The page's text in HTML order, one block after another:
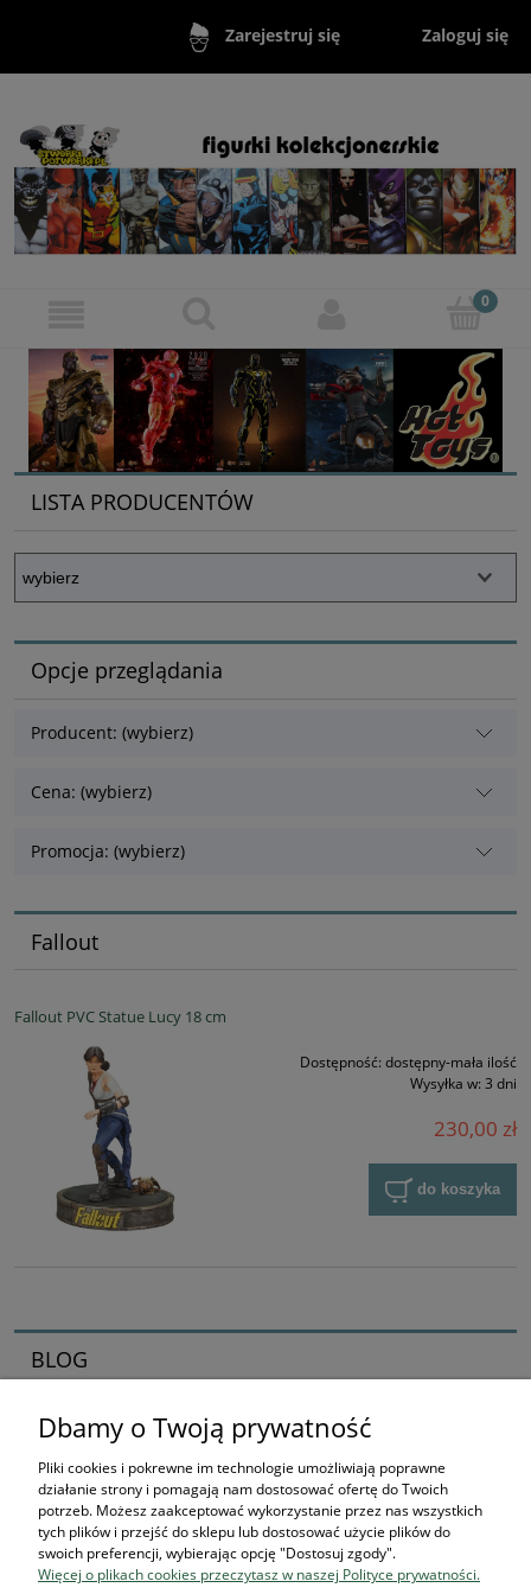
Zarejestruj się Zaloguj się
LISTA PRODUCENTÓW
Opcje przeglądania
Producent: (wybierz)
Cena: (wybierz)
Promocja: (wybierz)
Fallout
Fallout PVC Statue Lucy 18 cm
Dostępność: dostępny-mała ilość
Wysyłka w: 3 dni
230,00 zł
do koszyka
BLOG
Zaczynamy kolekcjonerska przygodę
16-04-2026 , Stworek
Jak zacząć kolekcjonować
figurki? Przewodnik dla
Dbamy o Twoją prywatność
Pliki cookies i pokrewne im technologie umożliwiają poprawne
działanie strony i pomagają nam dostosować ofertę do Twoich
potrzeb. Możesz zaakceptować wykorzystanie przez nas wszystkich
tych plików i przejść do sklepu lub dostosować użycie plików do
swoich preferencji, wybierając opcję "Dostosuj zgody".
Więcej o plikach cookies przeczytasz w naszej Polityce prywatności.